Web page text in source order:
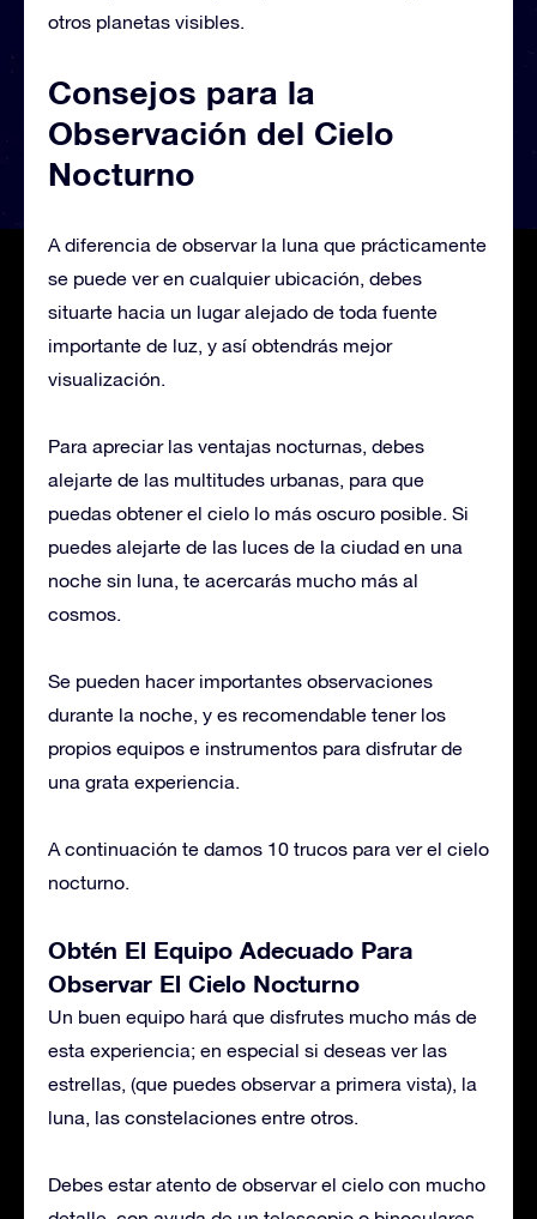
otros planetas visibles.
Consejos para la
Observación del Cielo
Nocturno
A diferencia de observar la luna que prácticamente
se puede ver en cualquier ubicación, debes
situarte hacia un lugar alejado de toda fuente
importante de luz, y así obtendrás mejor
visualización.
Para apreciar las ventajas nocturnas, debes
alejarte de las multitudes urbanas, para que
puedas obtener el cielo lo más oscuro posible. Si
puedes alejarte de las luces de la ciudad en una
noche sin luna, te acercarás mucho más al
cosmos.
Se pueden hacer importantes observaciones
durante la noche, y es recomendable tener los
propios equipos e instrumentos para disfrutar de
una grata experiencia.
A continuación te damos 10 trucos para ver el cielo
nocturno.
Obtén El Equipo Adecuado Para
Observar El Cielo Nocturno
Un buen equipo hará que disfrutes mucho más de
esta experiencia; en especial si deseas ver las
estrellas, (que puedes observar a primera vista), la
luna, las constelaciones entre otros.
Debes estar atento de observar el cielo con mucho